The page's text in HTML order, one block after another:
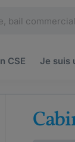
CSE Je suis